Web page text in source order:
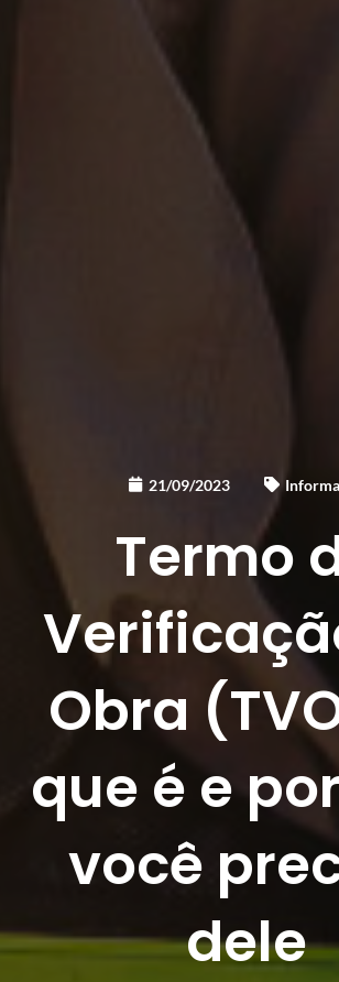
21/09/2023
Termo
Obra
que é e
você
dele